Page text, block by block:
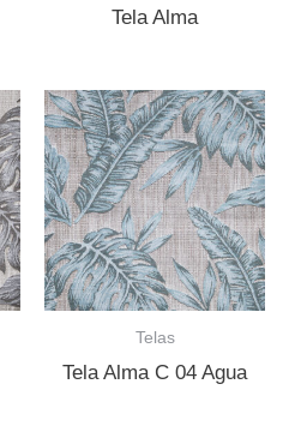
Tela Alma
Telas
Tela Alma C 04 Agua